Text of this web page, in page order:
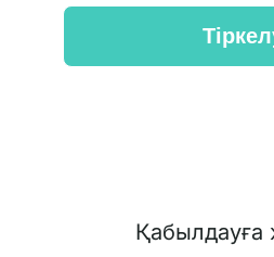
Қабылдауға